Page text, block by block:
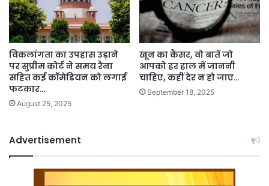
विकलांगता का उपहास उड़ाने
पर सुप्रीम कोर्ट ने समय रैना
सहित कई कॉमेडियन को लगाई
फटकार…
August 25, 2025
खून का कैंसर, वो बातें जो
आपको हर हाल में जाननी
चाहिए, कहीं देर न हो जाए…
September 18, 2025
Advertisement